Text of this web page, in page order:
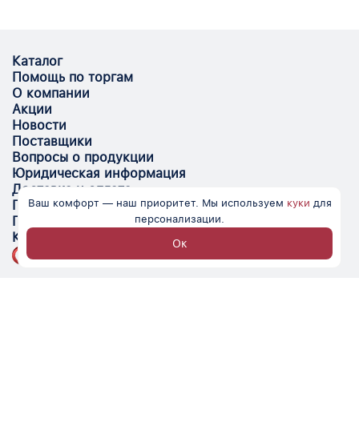
Каталог
Помощь по торгам
О компании
Акции
Новости
Поставщики
Вопросы о продукции
Юридическая информация
Доставка и оплата
Поставщикам
Помощь
Контакты
Ваш комфорт — наш приоритет. Мы используем куки для
персонализации.
Ок